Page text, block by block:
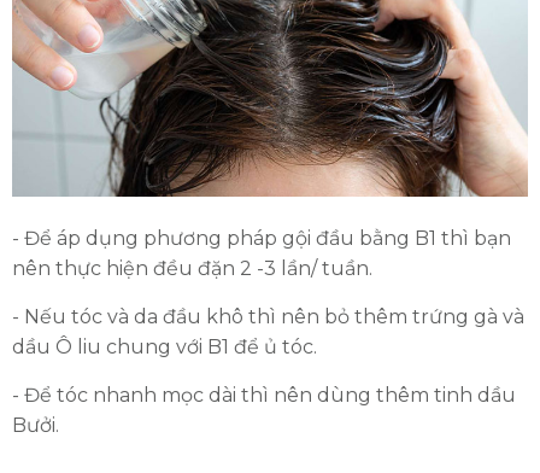
- Để áp dụng phương pháp gội đầu bằng B1 thì bạn
nên thực hiện đều đặn 2 -3 lần/ tuần.
- Nếu tóc và da đầu khô thì nên bỏ thêm trứng gà và
dầu Ô liu chung với B1 để ủ tóc.
- Để tóc nhanh mọc dài thì nên dùng thêm tinh dầu
Bưởi.